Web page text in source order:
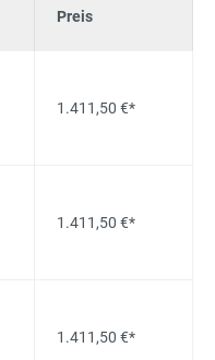
Preis
1.411,50 €*
1.411,50 €*
1.411,50 €*